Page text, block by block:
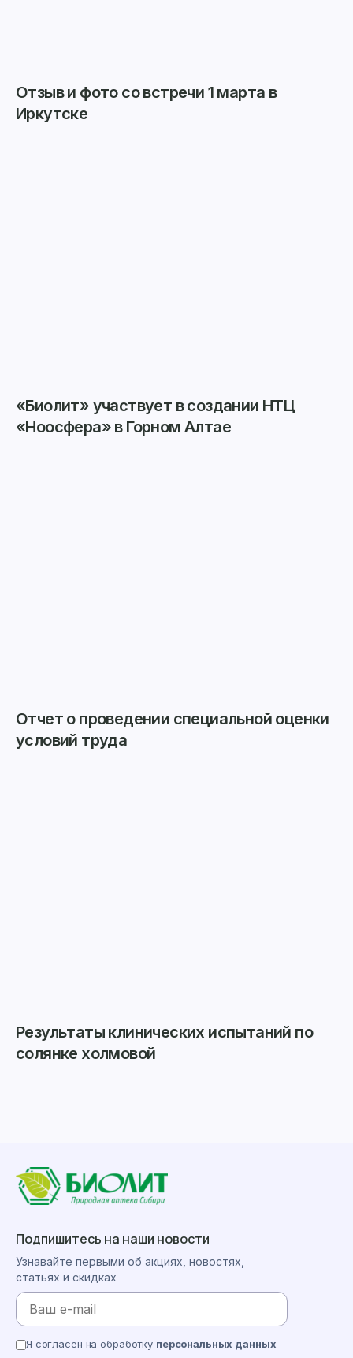
Отзыв и фото со встречи 1 марта в
Иркутске
«Биолит» участвует в создании НТЦ
«Ноосфера» в Горном Алтае
Отчет о проведении специальной оценки
условий труда
Результаты клинических испытаний по
солянке холмовой
Подпишитесь на наши новости
Узнавайте первыми об акциях, новостях,
статьях и скидках
Я согласен на обработку персональных данных